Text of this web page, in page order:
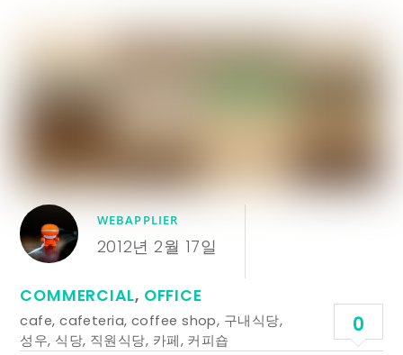
WEBAPPLIER
2012년 2월 17일
COMMERCIAL, OFFICE
cafe,cafeteria, coffee shop, 구내식당,
성우, 식당, 직원식당, 카페, 커피숍
0